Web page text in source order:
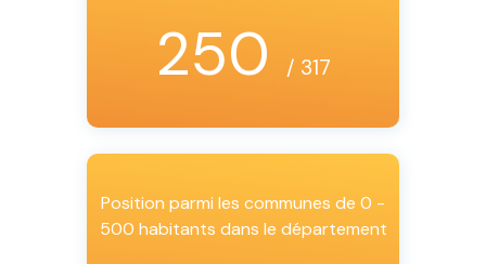
250 / 317
Position parmi les communes de 0 -
500 habitants dans le département